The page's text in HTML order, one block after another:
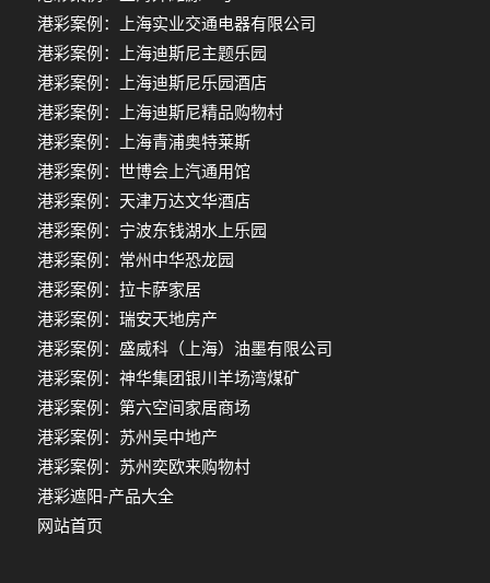
港彩案例：上海实业交通电器有限公司
港彩案例：上海迪斯尼主题乐园
港彩案例：上海迪斯尼乐园酒店
港彩案例：上海迪斯尼精品购物村
港彩案例：上海青浦奥特莱斯
港彩案例：世博会上汽通用馆
港彩案例：天津万达文华酒店
港彩案例：宁波东钱湖水上乐园
港彩案例：常州中华恐龙园
港彩案例：拉卡萨家居
港彩案例：瑞安天地房产
港彩案例：盛威科（上海）油墨有限公司
港彩案例：神华集团银川羊场湾煤矿
港彩案例：第六空间家居商场
港彩案例：苏州吴中地产
港彩案例：苏州奕欧来购物村
港彩遮阳-产品大全
网站首页